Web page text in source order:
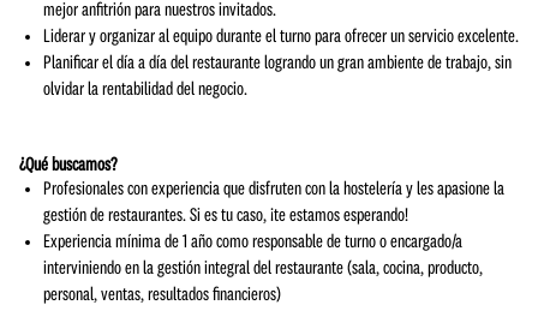
mejor anfitrión para nuestros invitados.
Liderar y organizar al equipo durante el turno para ofrecer un servicio excelente.
Planificar el día a día del restaurante logrando un gran ambiente de trabajo, sin
olvidar la rentabilidad del negocio.
¿Qué buscamos?
Profesionales con experiencia que disfruten con la hostelería y les apasione la
gestión de restaurantes. Si es tu caso, ¡te estamos esperando!
Experiencia mínima de 1 año como responsable de turno o encargado/a
interviniendo en la gestión integral del restaurante (sala, cocina, producto,
personal, ventas, resultados financieros)